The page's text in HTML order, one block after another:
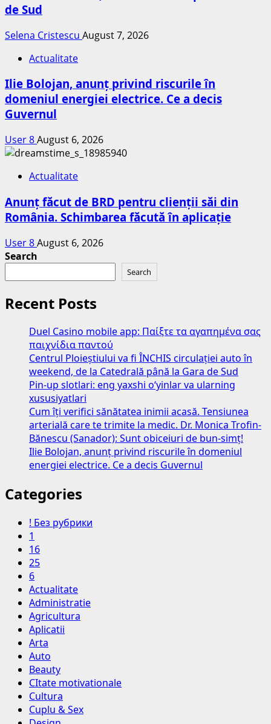
de Sud
Selena Cristescu August 7, 2026
Actualitate
Ilie Bolojan, anunț privind riscurile în
domeniul energiei electrice. Ce a decis
Guvernul
User 8August 6, 2026
Actualitate
Anunț făcut de BRD pentru clienții săi din
România. Schimbarea făcută în aplicație
User 8August 6, 2026
Search
Search
Recent Posts
Duel Casino mobile app: Παίξτε τα αγαπημένα σας
παιχνίδια παντού
Centrul Ploieștiului va fi ÎNCHIS circulației auto în
weekend, de la Catedrală până la Gara de Sud
Pin-up slotlari: eng yaxshi o‘yinlar va ularning
xususiyatlari
Cum îți verifici sănătatea inimii acasă. Tensiunea
arterială care te trimite la medic. Dr. Monica Trofin-
Bănescu (Sanador): Sunt obiceiuri de bun-simț!
Ilie Bolojan, anunț privind riscurile în domeniul
energiei electrice. Ce a decis Guvernul
Categories
! Без рубрики
1
16
25
6
Actualitate
Administratie
Agricultura
Aplicatii
Arta
Auto
Beauty
CItate motivationale
Cultura
Cuplu & Sex